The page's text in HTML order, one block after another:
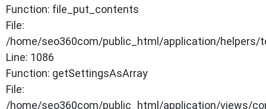
Function: file_put_contents
File:
/home/seo360com/public_html/application/helpers/
Line: 1086
Function: getSettingsAsArray
File:
/home/seo360com/public_html/application/views/